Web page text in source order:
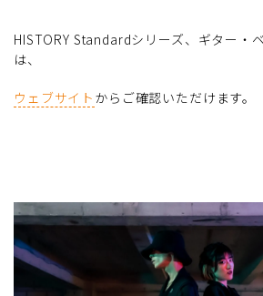
HISTORY Standardシリーズ、ギター・
は、
ウェブサイト からご確認いただけます。